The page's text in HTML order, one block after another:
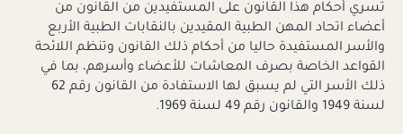
تسري أحكام هذا القانون على المستفيدين من القانون من
أعضاء اتحاد المهن الطبية المقيدين بالنقابات الطبية الأربع
والأسر المستفيدة حاليا من أحكام ذلك القانون وتنظم اللائحة
القواعد الخاصة بصرف المعاشات للأعضاء وأسرهم، بما في
ذلك الأسر التي لم يسبق لها الاستفادة من القانون رقم 62
لسنة 1949 والقانون رقم 49 لسنة 1969.